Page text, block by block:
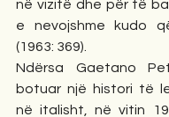
në vizitë dhe për të
e nevojshme kudo
(1963: 369).
Ndërsa Gaetano
botuar një histori të
në italisht, në vitin